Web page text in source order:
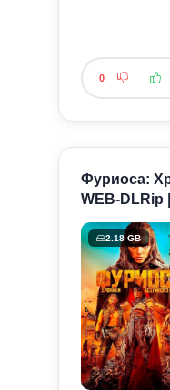
0
Фуриоса:
WEB-DLRip
2.18 GB